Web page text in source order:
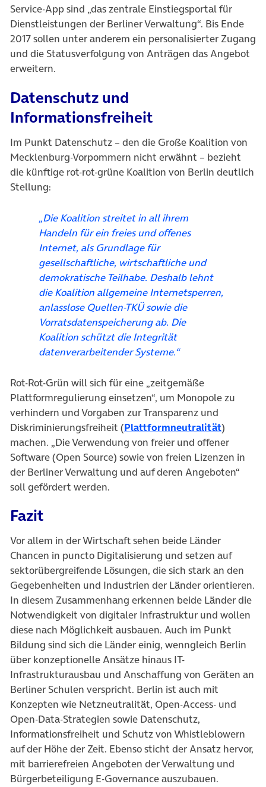
Service-App sind „das zentrale Einstiegsportal für
Dienstleistungen der Berliner Verwaltung“. Bis Ende
2017 sollen unter anderem ein personalisierter Zugang
und die Statusverfolgung von Anträgen das Angebot
erweitern.
Datenschutz und
Informationsfreiheit
Im Punkt Datenschutz – den die Große Koalition von
Mecklenburg-Vorpommern nicht erwähnt – bezieht
die künftige rot-rot-grüne Koalition von Berlin deutlich
Stellung:
„Die Koalition streitet in all ihrem
Handeln für ein freies und offenes
Internet, als Grundlage für
gesellschaftliche, wirtschaftliche und
demokratische Teilhabe. Deshalb lehnt
die Koalition allgemeine Internetsperren,
anlasslose Quellen-TKÜ sowie die
Vorratsdatenspeicherung ab. Die
Koalition schützt die Integrität
datenverarbeitender Systeme.“
Rot-Rot-Grün will sich für eine „zeitgemäße
Plattformregulierung einsetzen“, um Monopole zu
verhindern und Vorgaben zur Transparenz und
Diskriminierungsfreiheit (Plattformneutralität(öffnet in
)
machen. „Die Verwendung von freier und offener
Software (Open Source) sowie von freien Lizenzen in
der Berliner Verwaltung und auf deren Angeboten“
soll gefördert werden.
Fazit
Vor allem in der Wirtschaft sehen beide Länder
Chancen in puncto Digitalisierung und setzen auf
sektorübergreifende Lösungen, die sich stark an den
Gegebenheiten und Industrien der Länder orientieren.
In diesem Zusammenhang erkennen beide Länder die
Notwendigkeit von digitaler Infrastruktur und wollen
diese nach Möglichkeit ausbauen. Auch im Punkt
Bildung sind sich die Länder einig, wenngleich Berlin
über konzeptionelle Ansätze hinaus IT-
Infrastrukturausbau und Anschaffung von Geräten an
Berliner Schulen verspricht. Berlin ist auch mit
Konzepten wie Netzneutralität, Open-Access- und
Open-Data-Strategien sowie Datenschutz,
Informationsfreiheit und Schutz von Whistleblowern
auf der Höhe der Zeit. Ebenso sticht der Ansatz hervor,
mit barrierefreien Angeboten der Verwaltung und
Bürgerbeteiligung E-Governance auszubauen.